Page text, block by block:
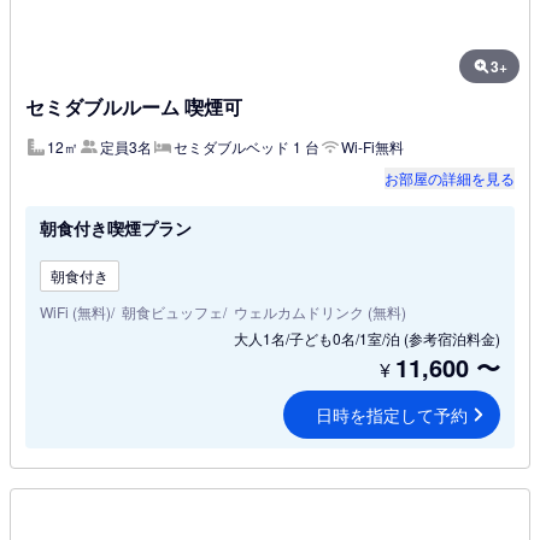
3+
セミダブルルーム 喫煙可
12㎡ 定員3名 セミダブルベッド 1 台
Wi-Fi無料
お部屋の詳細を見る
朝食付き喫煙プラン
朝食付き
WiFi (無料) 朝食ビュッフェ
ウェルカムドリンク (無料)
大人1名/子ども0名/1室/泊 (参考宿泊料金)
¥ 11,600 〜
日時を指定して予約